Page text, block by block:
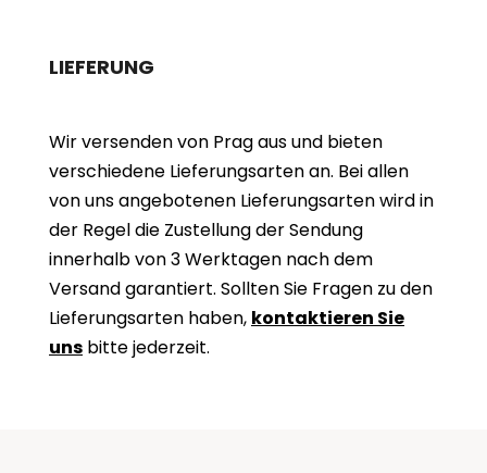
LIEFERUNG
Wir versenden von Prag aus und bieten
verschiedene Lieferungsarten an. Bei allen
von uns angebotenen Lieferungsarten wird in
der Regel die Zustellung der Sendung
innerhalb von 3 Werktagen nach dem
Versand garantiert. Sollten Sie Fragen zu den
Lieferungsarten haben, kontaktieren Sie
uns bitte jederzeit.